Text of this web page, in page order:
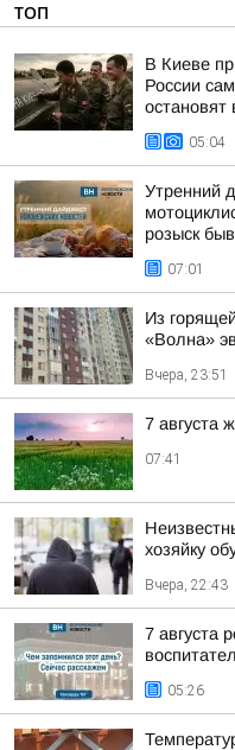
ТОП
В Киеве
России
05:04
Утренний
розыск
07:01
Из
«Волна»
Вчера, 23:51
7 августа
07:41
хозяйку
Вчера, 22:43
7 августа
05:26